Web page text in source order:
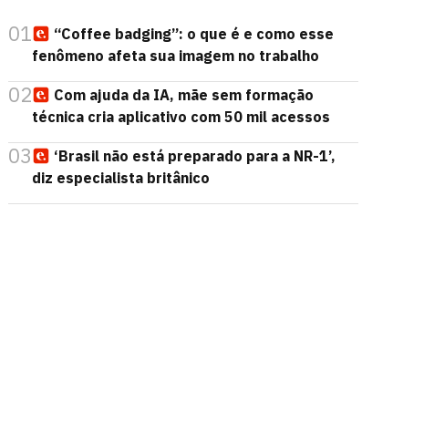
01
“Coffee badging”: o que é e como esse
fenômeno afeta sua imagem no trabalho
02
Com ajuda da IA, mãe sem formação
técnica cria aplicativo com 50 mil acessos
03
‘Brasil não está preparado para a NR-1’,
diz especialista britânico